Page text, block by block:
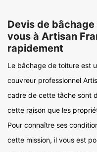
Devis de
vous à Artisan
rapidement
Le bâchage de toiture est
couvreur professionnel
cadre de cette tâche sont
cette raison que les
Pour connaître ses
cette mission, il vous est